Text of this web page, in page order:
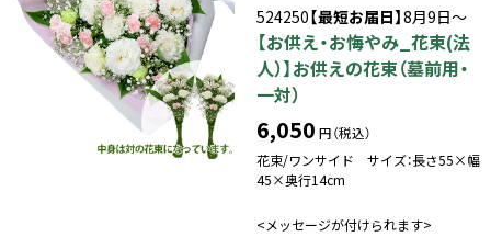
524250【最短お届日】8月9日～
【お供え・お悔やみ_花束(法
人）】お供えの花束（墓前用・
一対）
6,050 円（税込）
花束/ワンサイド サイズ：長さ55×幅
45×奥行14cm
<メッセージが付けられます>